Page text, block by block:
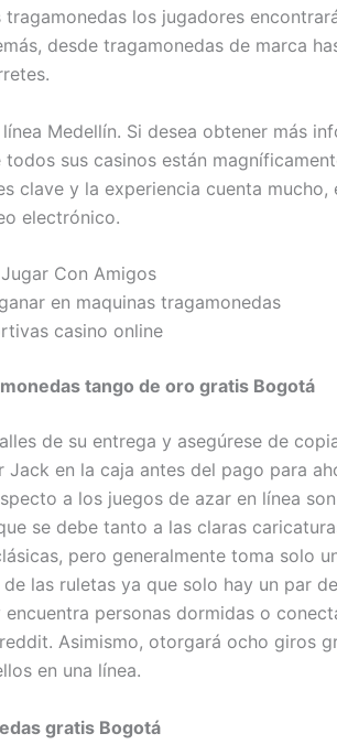
tragamonedas los jugadores
desde tragamonedas de marca
Medellín. Si desea obtener más
sus casinos están
clave y la experiencia cuenta mucho,
electrónico.
Con Amigos
en maquinas tragamonedas
casino online
tango de oro gratis Bogotá
de su entrega y asegúrese de
Jack en la caja antes del pago para
a los juegos de azar en línea
se debe tanto a las claras
pero generalmente toma solo
las ruletas ya que solo hay un par
personas dormidas o
Asimismo, otorgará ocho giros
en una línea.
gratis Bogotá